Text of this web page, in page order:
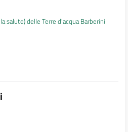
salute) delle Terre d'acqua Barberini